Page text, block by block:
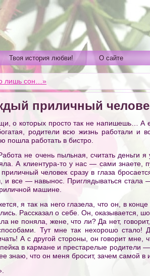
Твоя история любви! О сайте
лишь сон…»
приличный
о которых просто так не напишешь… А
родители всю жизнь работали и
пошла работать в бистро.
не очень пыльная, считать деньги
А клиентура-то у нас — сами знаете,
человек сразу в глаза
и все — навынос. Приглядываться
машине.
я так на него глазела, что он, в
Рассказал о себе. Oн, оказывается,
не поняла, жене, что ли? Да нет,
Тут мне так нехорошо стало!
А с другой стороны, он говорит
в кармане и престарелые родители
знаю, что он меня бросит, зачем самой в